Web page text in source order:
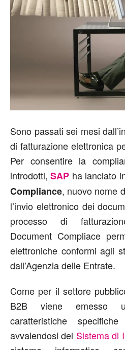
Sono passati sei mesi
di fatturazione elettronica
Per consentire la
introdotti,SAP ha lanciato
Compliance, nuovo nome
l’invio elettronico dei
processo di
Document Compliace
elettroniche conformi agli
dall’Agenzia delle Entrate.
Come per il settore
B2B viene emesso
caratteristiche
avvalendosi del Sistema di